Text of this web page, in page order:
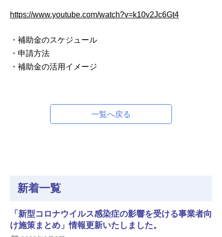
https://www.youtube.com/watch?v=k10v2Jc6Gt4
・補助金のスケジュール
・申請方法
・補助金の活用イメージ
一覧へ戻る
新着一覧
「新型コロナウイルス感染症の影響を受ける事業者向
け施策まとめ」情報更新いたしました。